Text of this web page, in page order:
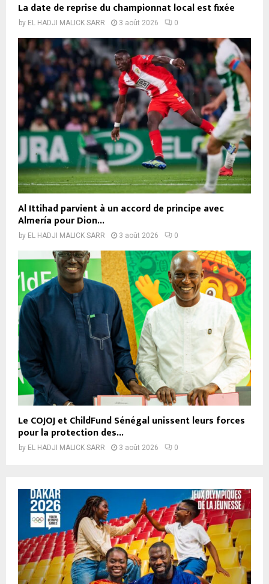
La date de reprise du championnat local est fixée
by EL HADJI MALICK SARR 3 août 2026 0
Al Ittihad parvient à un accord de principe avec
Almería pour Dion...
by EL HADJI MALICK SARR 3 août 2026 0
Le COJOJ et ChildFund Sénégal unissent leurs forces
pour la protection des...
by EL HADJI MALICK SARR 3 août 2026 0